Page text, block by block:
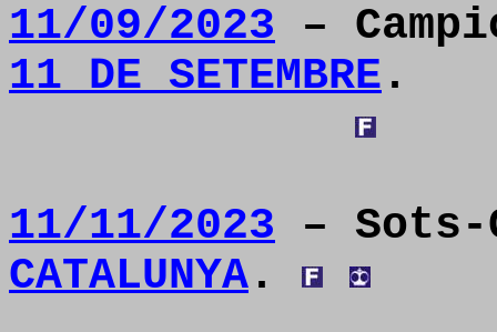
11/09/2023 –
11 DE SETEMBRE .
11/11/2023 – Sots-
CATALUNYA .